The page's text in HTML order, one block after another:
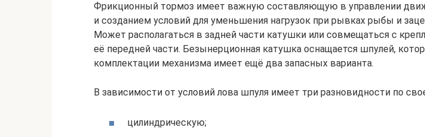
Фрикционный тормоз имеет важную составляющую в управлении
и созданием условий для уменьшения нагрузок при рывках рыбы и
Может располагаться в задней части катушки или совмещаться с
её передней части. Безынерционная катушка оснащается шпулей,
комплектации механизма имеет ещё два запасных варианта.
В зависимости от условий лова шпуля имеет три разновидности по
цилиндрическую;